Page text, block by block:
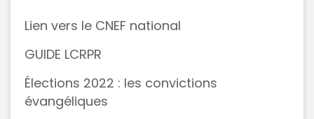
2021
Lien vers le CNEF national
GUIDE LCRPR
Élections 2022 : les convictions
évangéliques